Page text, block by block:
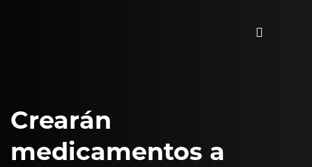
Crearán
medicamentos a